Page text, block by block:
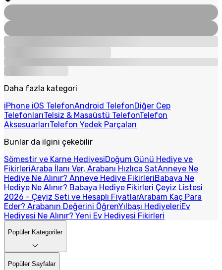
Daha fazla kategori
iPhone iOS TelefonAndroid TelefonDiğer Cep
TelefonlarıTelsiz & Masaüstü TelefonTelefon
AksesuarlarıTelefon Yedek Parçaları
Bunlar da ilgini çekebilir
Sömestir ve Karne HediyesiDoğum Günü Hediye ve
FikirleriAraba İlanı Ver, Arabanı Hızlıca SatAnneye Ne
Hediye Ne Alınır? Anneye Hediye FikirleriBabaya Ne
Hediye Ne Alınır? Babaya Hediye Fikirleri Çeyiz Listesi
2026 - Çeyiz Seti ve Hesaplı FiyatlarArabam Kaç Para
Eder? Arabanın Değerini ÖğrenYılbaşı HediyeleriEv
Hediyesi Ne Alınır? Yeni Ev Hediyesi Fikirleri
Popüler Kategoriler
Popüler Sayfalar